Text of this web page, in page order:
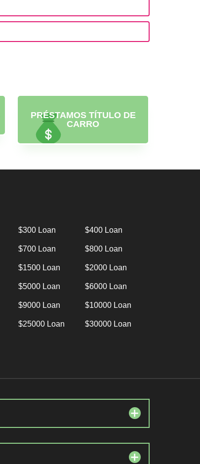
PRÉSTAMOS TÍTULO DE
CARRO
$300 Loan $400 Loan
$700 Loan $800 Loan
$1500 Loan $2000 Loan
$5000 Loan $6000 Loan
$9000 Loan $10000 Loan
$25000 Loan $30000 Loan